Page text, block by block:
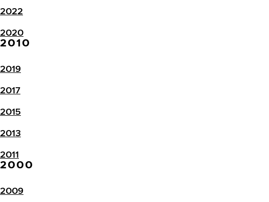
2022
2020
2010
2019
2017
2015
2013
2011
2000
2009